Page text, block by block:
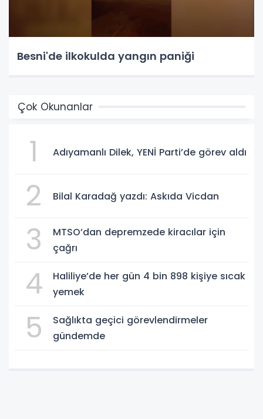
Besni'de ilkokulda yangın paniği
Çok Okunanlar
1 Adıyamanlı Dilek, YENİ Parti’de görev aldı
2 Bilal Karadağ yazdı: Askıda Vicdan
3
MTSO’dan depremzede kiracılar için
çağrı
4
Haliliye’de her gün 4 bin 898 kişiye sıcak
yemek
5
Sağlıkta geçici görevlendirmeler
gündemde